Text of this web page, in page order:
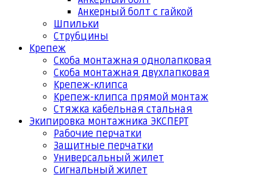
Анкерный болт с гайкой
Шпильки
Струбцины
Крепеж
Скоба монтажная однолапковая
Скоба монтажная двухлапковая
Крепеж-клипса
Крепеж-клипса прямой монтаж
Стяжка кабельная стальная
Экипировка монтажника ЭКСПЕРТ
Рабочие перчатки
Защитные перчатки
Универсальный жилет
Сигнальный жилет